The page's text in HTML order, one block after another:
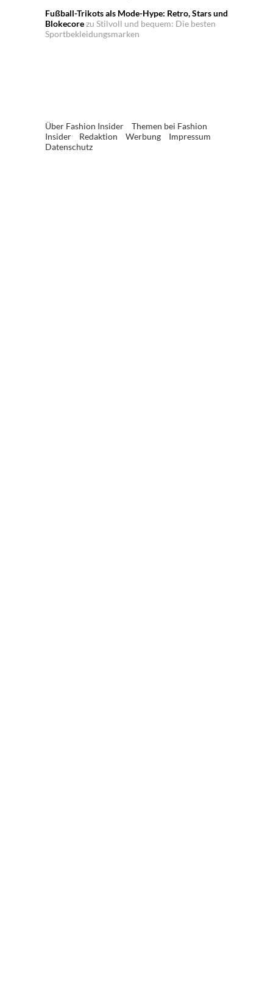
Fußball-Trikots als Mode-Hype: Retro, Stars und
Blokecorezu Stilvoll und bequem: Die besten
Sportbekleidungsmarken
Über Fashion Insider
Themen bei Fashion
Insider
Redaktion Werbung
Impressum
Datenschutz